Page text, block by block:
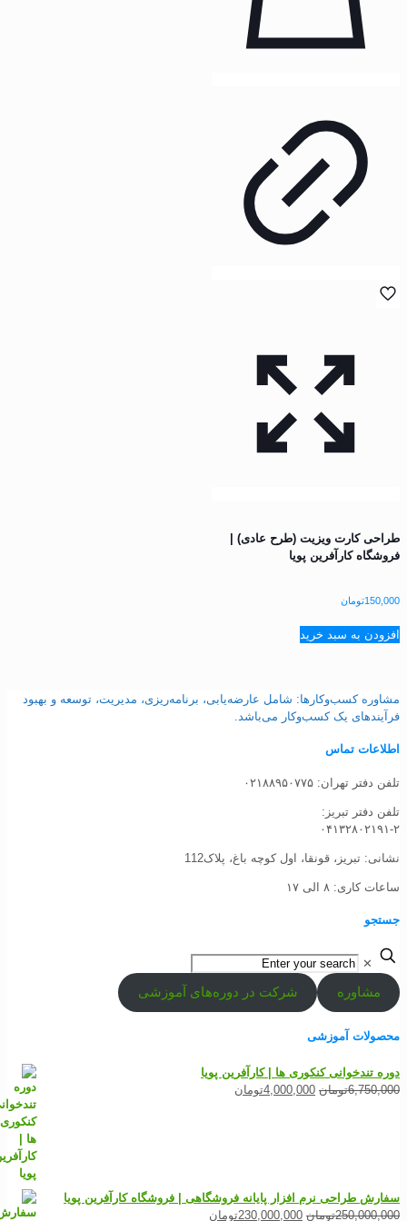
کارت ویزیت (طرح عادی) |
کارآفرین پویا
تومان
به سبد خرید
کسب‌وکارها: شامل عارضه‌یابی، برنامه‌ریزی، مدیریت، توسعه و بهبود
یک کسب‌وکار می‌باشد.
تماس
تهران: ۰۲۱۸۸۹۵۰۷۷۵
دفتر تبریز:
۲
تبریز، قونقا، اول کوچه باغ، پلاک112
کاری: ۸ الی ۱۷
✕
مشاوره شرکت در دوره‌های آموزشی
آموزشی
تندخوانی کنکوری ها | کارآفرین پویا
تومان قیمت
4,000,000تومانقیمت
طراحی نرم افزار پایانه فروشگاهی | فروشگاه کارآفرین پویا
تومان قیمت
230,000,000تومانقیمت